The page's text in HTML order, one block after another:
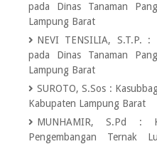
pada Dinas Tanaman
Lampung Barat
NEVI TENSILIA, S.T.P.
:
pada Dinas Tanaman
Lampung Barat
SUROTO, S.Sos :
Kabupaten Lampung Barat
MUNHAMIR, S.Pd
:
Pengembangan Ternak